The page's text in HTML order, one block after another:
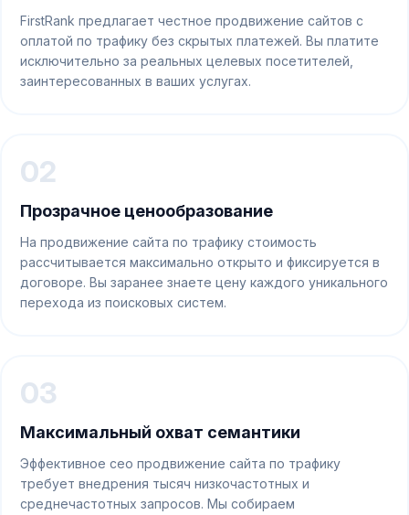
FirstRank предлагает честное продвижение сайтов с
оплатой по трафику без скрытых платежей. Вы платите
исключительно за реальных целевых посетителей,
заинтересованных в ваших услугах.
02
Прозрачное ценообразование
На продвижение сайта по трафику стоимость
рассчитывается максимально открыто и фиксируется в
договоре. Вы заранее знаете цену каждого уникального
перехода из поисковых систем.
03
Максимальный охват семантики
Эффективное сео продвижение сайта по трафику
требует внедрения тысяч низкочастотных и
среднечастотных запросов. Мы собираем